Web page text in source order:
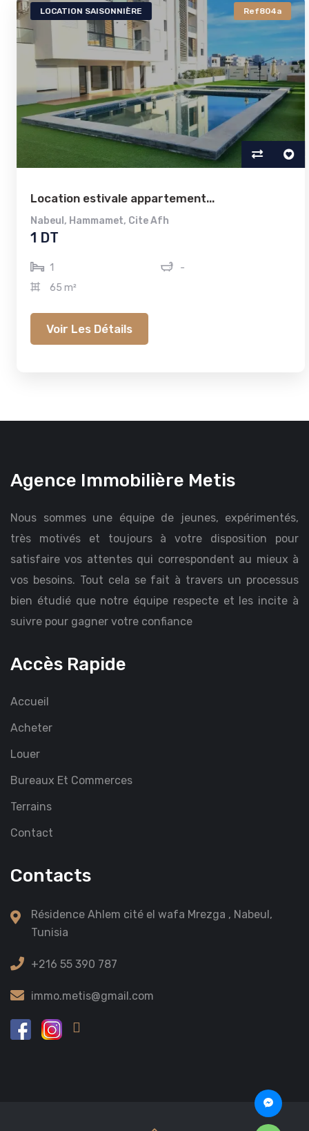
LOCATION SAISONNIÈRE Ref804a
Location estivale appartement...
Nabeul, Hammamet,Cite Afh
1 DT
1
65 m²
Voir Les Détails
Agence Immobilière Metis
Nous sommes une équipe de jeunes, expérimentés,
très motivés et toujours à votre disposition pour
satisfaire vos attentes qui correspondent au mieux à
vos besoins. Tout cela se fait à travers un processus
bien étudié que notre équipe respecte et les incite à
suivre pour gagner votre confiance
Accès Rapide
Accueil
Acheter
Louer
Bureaux Et Commerces
Terrains
Contact
Contacts
Résidence Ahlem cité el wafa Mrezga , Nabeul,
Tunisia
+216 55 390 787
immo.metis@gmail.com